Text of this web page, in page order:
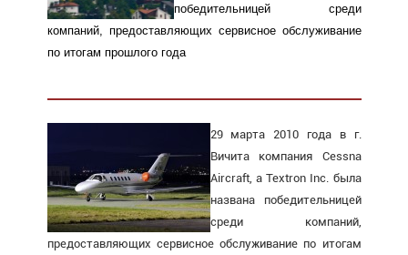
победительницей среди
компаний, предоставляющих сервисное обслуживание
по итогам прошлого года
29 марта 2010 года в г.
Вичита компания Cessna
Aircraft, a Textron Inc. была
названа победительницей
среди компаний,
предоставляющих сервисное обслуживание по итогам